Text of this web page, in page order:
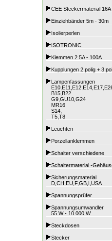
CEE Steckermaterial 16A
Einziehbänder 5m - 30m
Isolierperlen
ISOTRONIC
Klemmen 2.5A - 100A
Kupplungen 2 polig + 3
Lampenfassungen
B15,B22
G9,GU10,G24
MR16
S14,
T5,T8
Leuchten
Porzellanklemmen
Schalter verschiedene
Schaltermaterial -
Sicherungsmaterial
D,CH,EU,F,GB,I,USA
Spannungsprüfer
Spannungsumwandler
55 W - 10.000 W
Steckdosen
Stecker